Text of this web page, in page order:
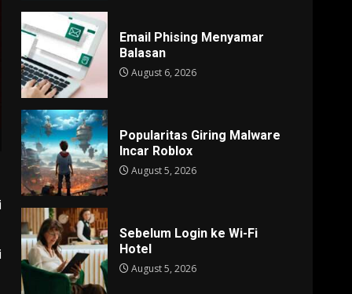
Email Phising Menyamar
Balasan
August 6, 2026
Popularitas Giring Malware
Incar Roblox
August 5, 2026
Sebelum Login ke Wi-Fi
Hotel
August 5, 2026